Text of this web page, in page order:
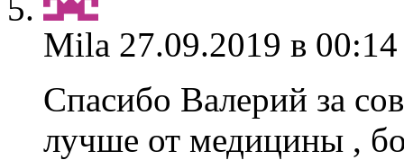
Mila 27.09.2019 в
Спасибо Валерий за
лучше от медицины ,